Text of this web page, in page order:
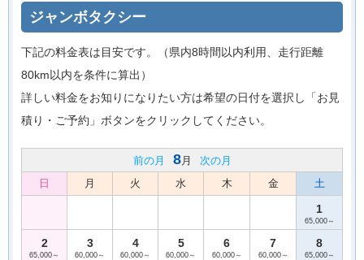
ジャンボタクシー
下記の料金表は目安です。（県内8時間以内利用、走行距離
80km以内を条件に算出）
詳しい料金をお知りになりたい方は希望の日付を選択し「お見
積り・ご予約」ボタンをクリックしてください。
前の月 8月
次の月
日
月 火 水 木 金 土
1
65,000～
2
65,000～
3
60,000～
4
60,000～
5
60,000～
6
60,000～
7
60,000～
8
65,000～